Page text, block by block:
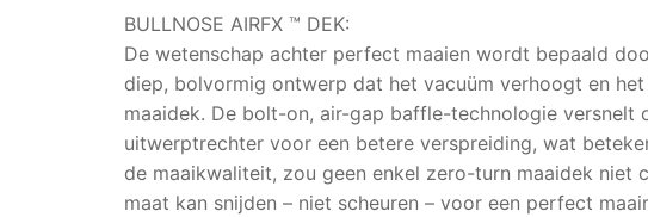
BULLNOSE AIRFX ™ DEK:
De wetenschap achter perfect maaien wordt bepaald
diep, bolvormig ontwerp dat het vacuüm verhoogt en
maaidek. De bolt-on, air-gap baffle-technologie
uitwerptrechter voor een betere verspreiding, wat
de maaikwaliteit, zou geen enkel zero-turn maaidek
maat kan snijden – niet scheuren – voor een perfect